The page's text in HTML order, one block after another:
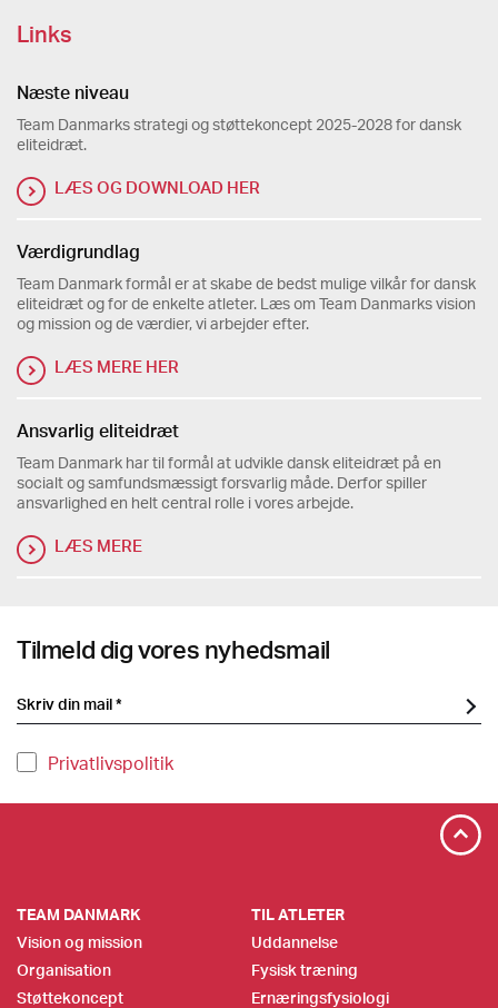
Etablere talent-til-elite transitionsprogram med
rådgivning til udvalgte transitionstalenter
uddannelsespartnere til at styrke talent-til-elite
Links
Næste niveau
Team Danmarks strategi og støttekoncept 2025-2028 for dansk
eliteidræt.
LÆS OG DOWNLOAD HER
Værdigrundlag
Team Danmark formål er at skabe de bedst mulige vilkår for dansk
eliteidræt og for de enkelte atleter. Læs om Team Danmarks vision
og mission og de værdier, vi arbejder efter.
LÆS MERE HER
Ansvarlig eliteidræt
Team Danmark har til formål at udvikle dansk eliteidræt på en
socialt og samfundsmæssigt forsvarlig måde. Derfor spiller
ansvarlighed en helt central rolle i vores arbejde.
LÆS MERE
Tilmeld dig vores nyhedsmail
Privatlivspolitik
TEAM DANMARK
Vision og mission
Organisation
Støttekoncept
TIL ATLETER
Uddannelse
Fysisk træning
Ernæringsfysiologi